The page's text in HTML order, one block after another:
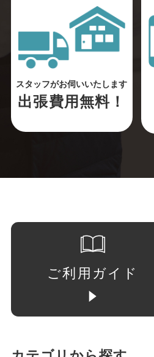
スタッフがお伺いいたします
出張費用無料！
ご利用ガイド